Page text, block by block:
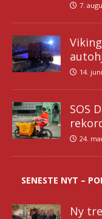
7.
14.
SOS
24.
SENESTE NYT –
Ny